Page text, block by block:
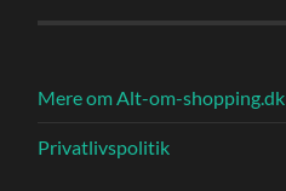
Mere om Alt-om-shopping.dk
Privatlivspolitik